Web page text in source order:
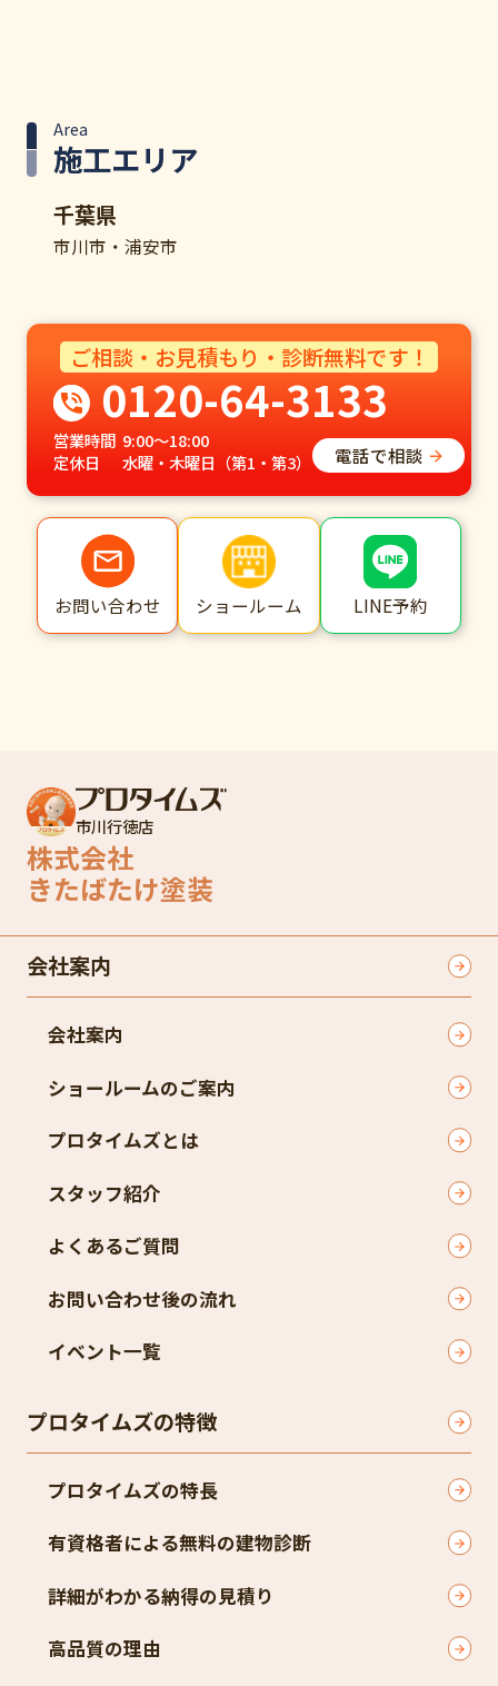
施工エリア
Area
千葉県
市川市・浦安市
ご相談・お見積もり・診断無料です！
0120-64-3133
営業時間 9:00～18:00
定休日
水曜・木曜日（第1・第3） 電話で相談
お問い合わせ ショールーム LINE予約
市川行徳店
株式会社
きたばたけ塗装
会社案内
会社案内
ショールームのご案内
プロタイムズとは
スタッフ紹介
よくあるご質問
お問い合わせ後の流れ
イベント一覧
プロタイムズの特徴
プロタイムズの特長
有資格者による無料の建物診断
詳細がわかる納得の見積り
高品質の理由